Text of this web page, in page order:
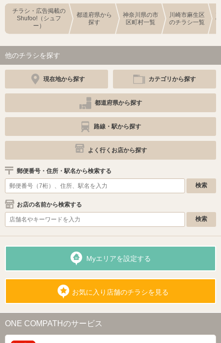
チラシ・広告掲載の
Shufoo!（シュフ
ー）
都道府県から
探す
神奈川県の市
区町村一覧
川崎市麻生区
のチラシ一覧
他のチラシを探す
現在地から探す カテゴリから探す
都道府県から探す
路線・駅から探す
よく行くお店から探す
郵便番号・住所・駅名から検索する
お店の名前から検索する
Myエリアを設定する
お気に入り店舗のチラシを見る
ONE COMPATHのサービス